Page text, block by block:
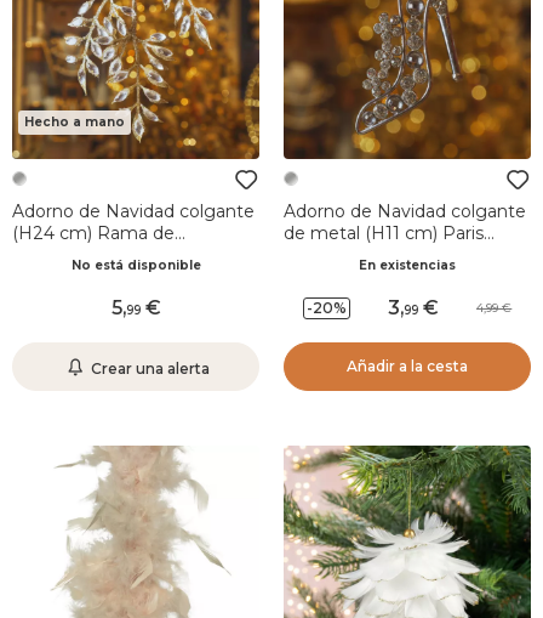
Hecho a mano
Adorno de Navidad colgante
(H24 cm) Rama de
diamante Plateado
No está disponible
5,99
Crear una alerta
Adorno de Navidad colgante
de metal (H11 cm) Paris
strass PlateadoEn existencias
-20% 3,99 4,99
Añadir a la cesta